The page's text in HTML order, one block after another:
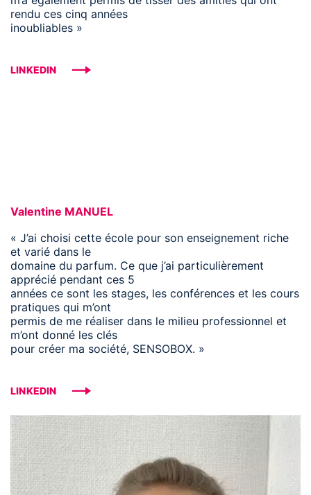
rendu ces cinq années
inoubliables »
LINKEDIN
Valentine MANUEL
« J’ai choisi cette école pour son enseignement riche
et varié dans le
domaine du parfum. Ce que j’ai particulièrement
apprécié pendant ces 5
années ce sont les stages, les conférences et les cours
pratiques qui m’ont
permis de me réaliser dans le milieu professionnel et
m’ont donné les clés
pour créer ma société, SENSOBOX. »
LINKEDIN